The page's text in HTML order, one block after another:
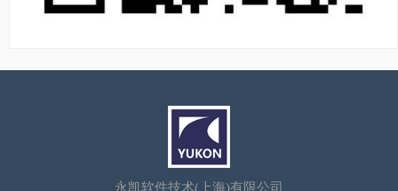
永凯软件技术(上海)有限公司